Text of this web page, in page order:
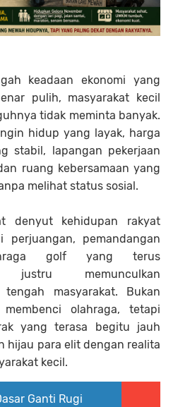
keadaan ekonomi yang
pulih, masyarakat kecil
tidak meminta banyak.
hidup yang layak, harga
stabil, lapangan pekerjaan
ruang kebersamaan yang
melihat status sosial.
denyut kehidupan rakyat
perjuangan, pemandangan
golf yang terus
justru memunculkan
masyarakat. Bukan
olahraga, tetapi
yang terasa begitu jauh
hijau para elit dengan realita
kecil.
Ganti Rugi